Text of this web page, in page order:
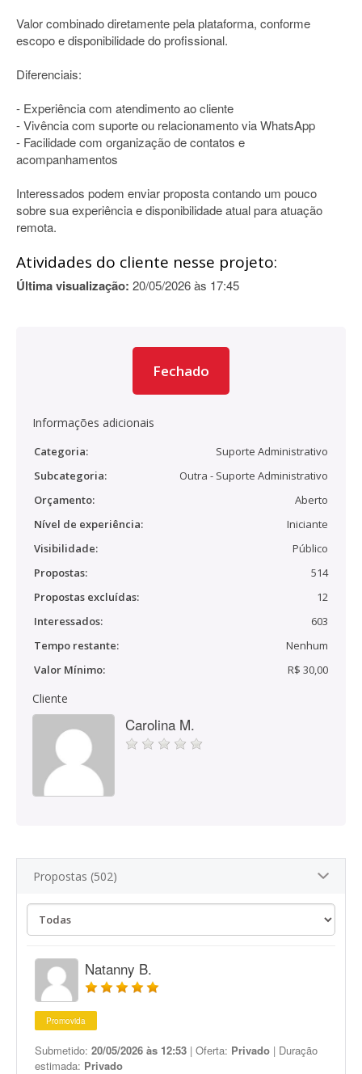
Valor combinado diretamente pela plataforma, conforme
escopo e disponibilidade do profissional.
Diferenciais:
- Experiência com atendimento ao cliente
- Vivência com suporte ou relacionamento via WhatsApp
- Facilidade com organização de contatos e
acompanhamentos
Interessados podem enviar proposta contando um pouco
sobre sua experiência e disponibilidade atual para atuação
remota.
Atividades do cliente nesse projeto:
Última visualização: 20/05/2026 às 17:45
Fechado
Informações adicionais
Categoria:
Suporte Administrativo
Subcategoria:
Outra - Suporte Administrativo
Orçamento:
Aberto
Nível de experiência:
Iniciante
Visibilidade:
Público
Propostas:
514
Propostas excluídas:
12
Interessados:
603
Tempo restante:
Nenhum
Valor Mínimo:
R$ 30,00
Cliente
Carolina M.
Propostas (502)
Natanny B.
Promovida
Submetido: 20/05/2026 às 12:53 | Oferta: Privado | Duração
estimada: Privado